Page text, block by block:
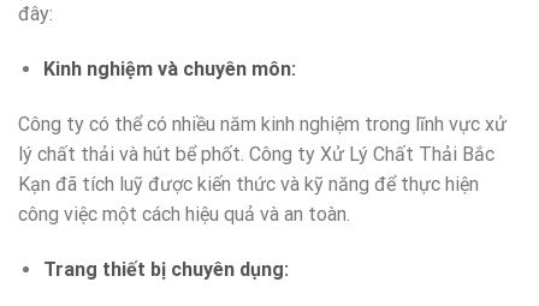
đây:
Kinh nghiệm và chuyên môn:
Công ty có thể có nhiều năm kinh nghiệm trong lĩnh vực xử
lý chất thải và hút bể phốt. Công ty Xử Lý Chất Thải Bắc
Kạn đã tích luỹ được kiến thức và kỹ năng để thực hiện
công việc một cách hiệu quả và an toàn.
Trang thiết bị chuyên dụng: